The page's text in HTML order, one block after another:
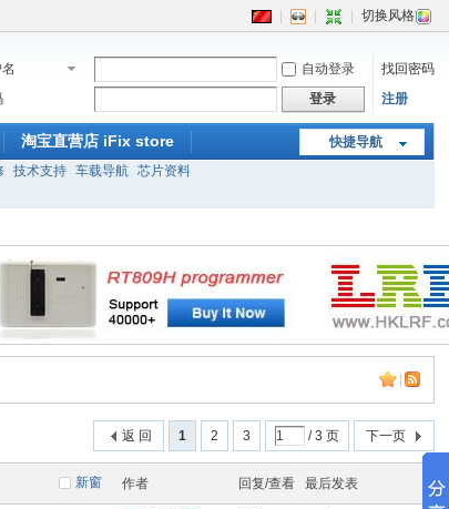
切换风格
自动登录
找回密码
登录 注册
快捷导航
淘宝直营店 iFix store
技术支持 车载导航 芯片资料
1 2 3 / 3 页 下一页
返 回
新窗 作者 回复/查看 最后发表